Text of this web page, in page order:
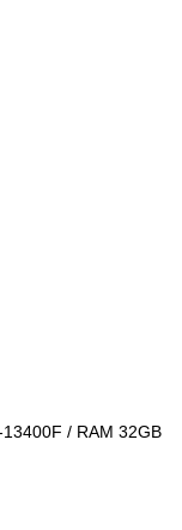
13400F / RAM 32GB